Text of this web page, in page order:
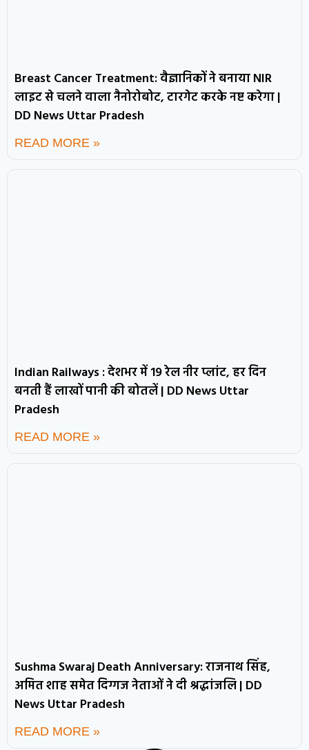
Breast Cancer Treatment: वैज्ञानिकों ने बनाया NIR
लाइट से चलने वाला नैनोरोबोट, टारगेट करके नष्ट करेगा |
DD News Uttar Pradesh
READ MORE »
Indian Railways : देशभर में 19 रेल नीर प्लांट, हर दिन
बनती हैं लाखों पानी की बोतलें | DD News Uttar
Pradesh
READ MORE »
Sushma Swaraj Death Anniversary: राजनाथ सिंह,
अमित शाह समेत दिग्गज नेताओं ने दी श्रद्धांजलि | DD
News Uttar Pradesh
READ MORE »